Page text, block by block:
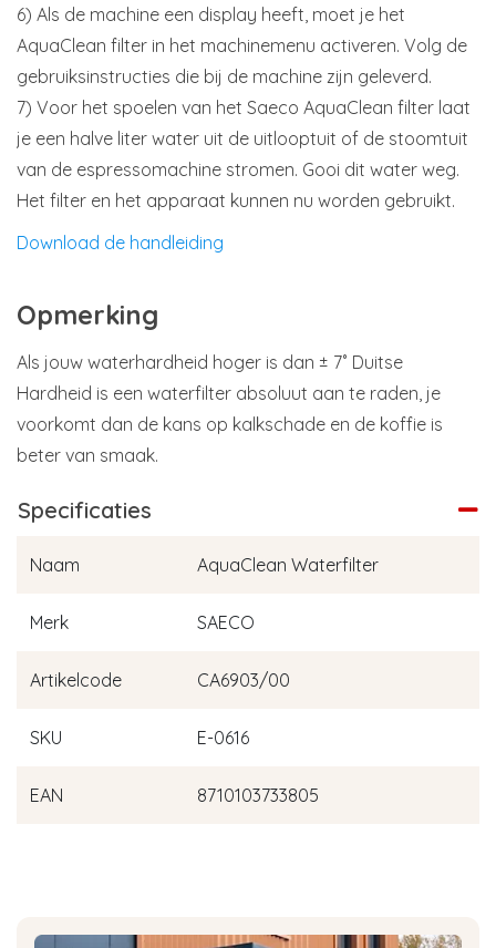
6) Als de machine een display heeft, moet je het
AquaClean filter in het machinemenu activeren. Volg de
gebruiksinstructies die bij de machine zijn geleverd.
7) Voor het spoelen van het Saeco AquaClean filter laat
je een halve liter water uit de uitlooptuit of de stoomtuit
van de espressomachine stromen. Gooi dit water weg.
Het filter en het apparaat kunnen nu worden gebruikt.
Download de handleiding
Opmerking
Als jouw waterhardheid hoger is dan ± 7˚ Duitse
Hardheid is een waterfilter absoluut aan te raden, je
voorkomt dan de kans op kalkschade en de koffie is
beter van smaak.
Specificaties
Naam AquaClean Waterfilter
Merk SAECO
Artikelcode CA6903/00
SKU E-0616
EAN 8710103733805